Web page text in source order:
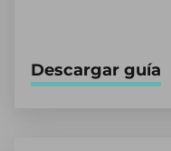
Descargar guía